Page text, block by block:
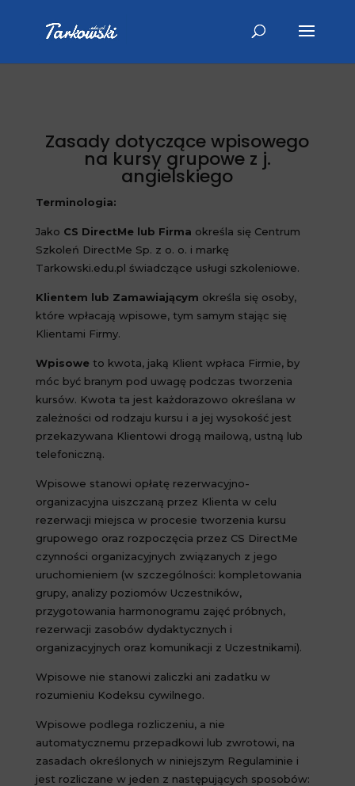
Zasady dotyczące wpisowego
na kursy grupowe z j.
angielskiego
Terminologia:
Jako CS DirectMe lub Firma określa się Centrum
Szkoleń DirectMe Sp. z o. o. i markę
Tarkowski.edu.pl świadczące usługi szkoleniowe.
Klientem lub Zamawiającym określa się osoby,
które wpłacają wpisowe, tym samym stając się
Klientami Firmy.
Wpisoweto kwota, jaką Klient wpłaca Firmie, by
móc być branym pod uwagę podczas tworzenia
kursów. Kwota ta jest każdorazowo określana w
zależności od rodzaju kursu i a jej wysokość jest
przekazywana Klientowi drogą mailową, ustną lub
telefoniczną.
Wpisowe stanowi opłatę rezerwacyjno-
organizacyjna uiszczaną przez Klienta w celu
rezerwacji miejsca w procesie tworzenia kursu
grupowego oraz rozpoczęcia przez CS DirectMe
czynności organizacyjnych związanych z jego
uruchomieniem (w szczególności: kompletowania
grupy, analizy poziomów Uczestników,
przygotowania harmonogramu zajęć próbnych,
rezerwacji zasobów dydaktycznych i
organizacyjnych oraz komunikacji z Uczestnikami).
Wpisowe nie stanowi zaliczki ani zadatku w
rozumieniu Kodeksu cywilnego.
Wpisowe podlega rozliczeniu, a nie
automatycznemu przepadkowi lub zwrotowi, na
zasadach określonych w niniejszym Regulaminie i
jest rozliczane w jeden z następujących sposobów: